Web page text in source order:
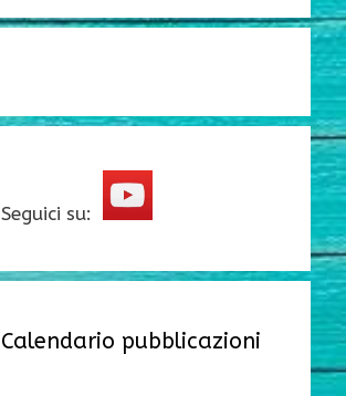
Seguici su:
Calendario pubblicazioni